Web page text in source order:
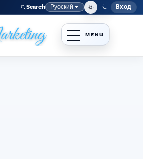
навигации
сайта
Search Язык
Русский Меню
Вход